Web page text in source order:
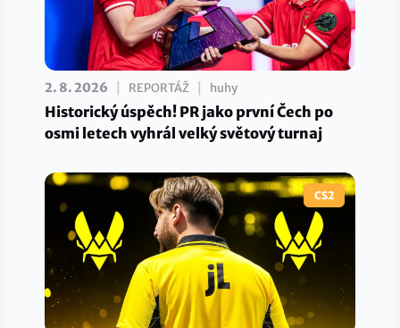
2. 8. 2026 REPORTÁŽ huhy
Historický úspěch! PR jako první Čech po
osmi letech vyhrál velký světový turnaj
CS2